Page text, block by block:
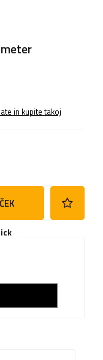
in kupite takoj